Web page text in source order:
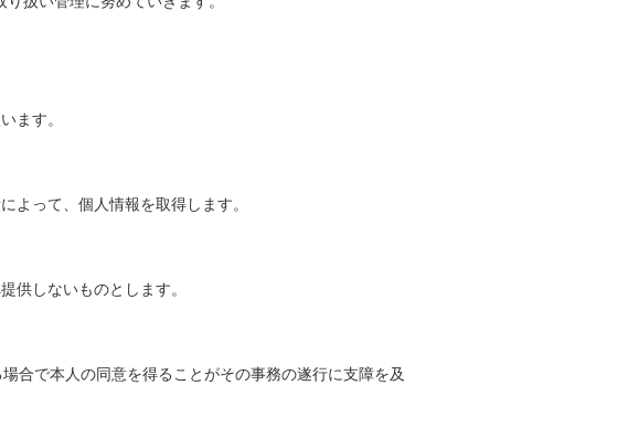
ます。
よって、個人情報を取得します。
供しないものとします。
合で本人の同意を得ることがその事務の遂行に支障を及